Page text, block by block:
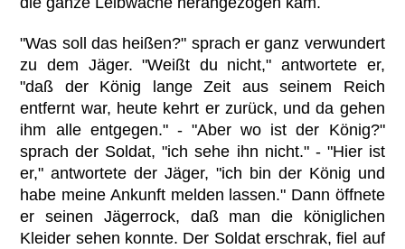
"Was soll das heißen?" sprach er ganz verwundert
zu dem Jäger. "Weißt du nicht," antwortete er,
"daß der König lange Zeit aus seinem Reich
entfernt war, heute kehrt er zurück, und da gehen
ihm alle entgegen." - "Aber wo ist der König?"
sprach der Soldat, "ich sehe ihn nicht." - "Hier ist
er," antwortete der Jäger, "ich bin der König und
habe meine Ankunft melden lassen." Dann öffnete
er seinen Jägerrock, daß man die königlichen
Kleider sehen konnte. Der Soldat erschrak, fiel auf